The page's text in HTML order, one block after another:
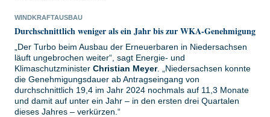
WINDKRAFTAUSBAU
Durchschnittlich weniger als ein Jahr bis zur WKA-Genehmigung
„Der Turbo beim Ausbau der Erneuerbaren in Niedersachsen
läuft ungebrochen weiter“, sagt Energie- und
Klimaschutzminister Christian Meyer. „Niedersachsen konnte
die Genehmigungsdauer ab Antragseingang von
durchschnittlich 19,4 im Jahr 2024 nochmals auf 11,3 Monate
und damit auf unter ein Jahr – in den ersten drei Quartalen
dieses Jahres – verkürzen.“